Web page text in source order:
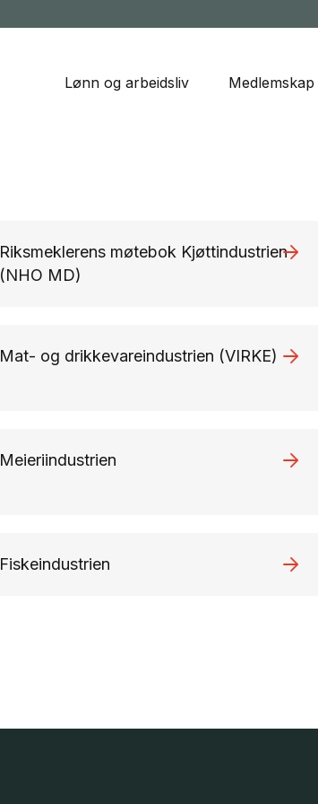
Lønn og arbeidsliv Medlemskap
Riksmeklerens møtebok Kjøttindustrien
(NHO MD)
Mat- og drikkevareindustrien (VIRKE)
Meieriindustrien
Fiskeindustrien